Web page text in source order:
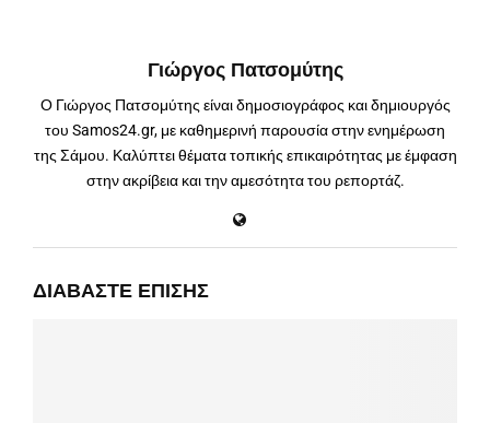
Γιώργος Πατσομύτης
Ο Γιώργος Πατσομύτης είναι δημοσιογράφος και δημιουργός
του Samos24.gr, με καθημερινή παρουσία στην ενημέρωση
της Σάμου. Καλύπτει θέματα τοπικής επικαιρότητας με έμφαση
στην ακρίβεια και την αμεσότητα του ρεπορτάζ.
ΔΙΑΒΆΣΤΕ ΕΠΊΣΗΣ